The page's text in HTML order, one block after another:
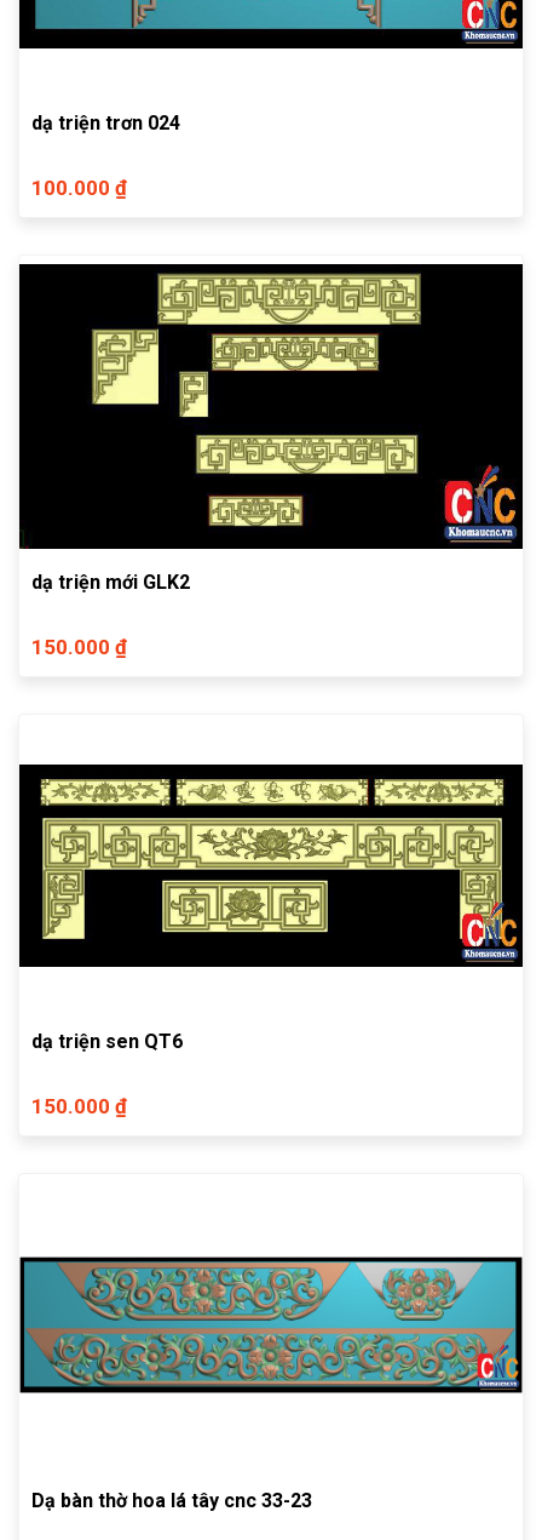
dạ triện trơn 024
100.000 ₫
dạ triện mới GLK2
150.000 ₫
dạ triện sen QT6
150.000 ₫
Dạ bàn thờ hoa lá tây cnc 33-23